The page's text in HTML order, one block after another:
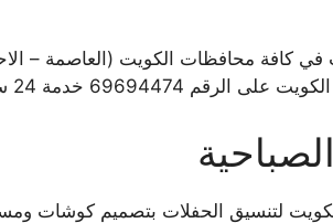
كافة محافظات الكويت (العاصمة –
69694474 خدمة 24 ساعة.
لتنسيق الحفلات بتصميم كوشات